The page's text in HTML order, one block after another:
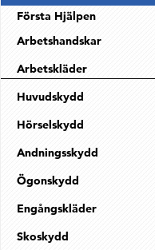
Första Hjälpen
Arbetshandskar
Arbetskläder
Huvudskydd
Hörselskydd
Andningsskydd
Ögonskydd
Engångskläder
Skoskydd